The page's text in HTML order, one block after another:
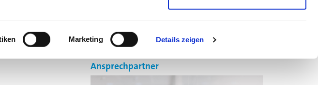
Marketing Details zeigen
KARRIERE ONLINE SHOP
Ansprechpartner